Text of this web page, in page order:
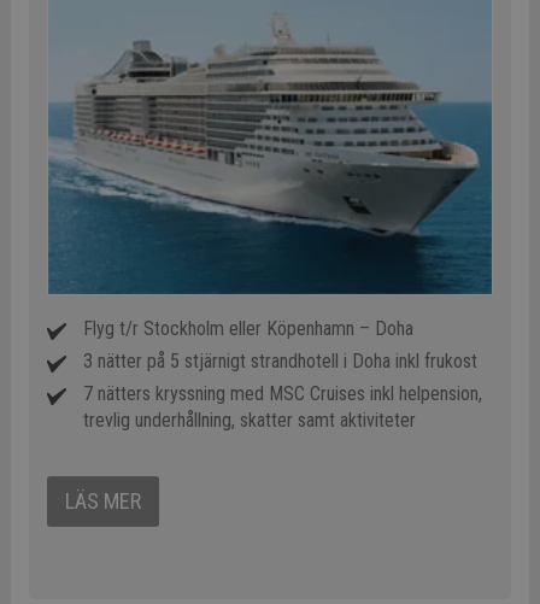
Flyg t/r Stockholm eller Köpenhamn – Doha
3 nätter på 5 stjärnigt strandhotell i Doha inkl frukost
7 nätters kryssning med MSC Cruises inkl helpension,
trevlig underhållning, skatter samt aktiviteter
LÄS MER